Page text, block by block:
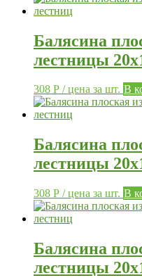
Балясина
лестницы
308 Р / цена за шт. В
Балясина
лестницы
308 Р / цена за шт. В
Балясина
лестницы